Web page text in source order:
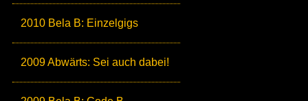
2010 Bela B: Einzelgigs
2009 Abwärts: Sei auch dabei!